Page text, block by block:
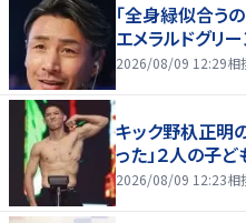
「全身緑似合う
エメラルドグリ
2026/08/09 12:29相
キック野杁正明
った」２人の子
2026/08/09 12:23相